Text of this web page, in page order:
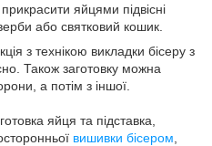
яйцями підвісні
або святковий кошик.
з технікою викладки бісеру з
Також заготовку можна
а потім з іншої.
яйця та підставка,
вишивки бісером